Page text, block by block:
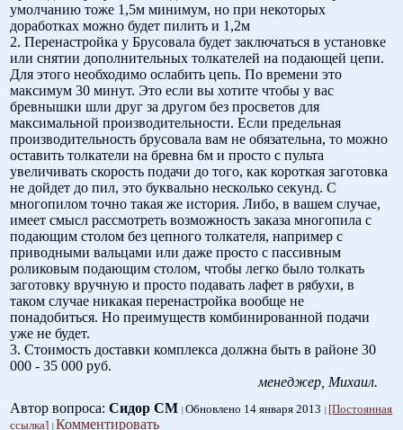
умолчанию тоже 1,5м минимум, но при некоторых
доработках можно будет пилить и 1,2м
2. Перенастройка у Брусовала будет заключаться в установке
или снятии дополнительных толкателей на подающей цепи.
Для этого необходимо ослабить цепь. По времени это
максимум 30 минут. Это если вы хотите чтобы у вас
бревнышки шли друг за другом без просветов для
максимальной производительности. Если предельная
производительность брусовала вам не обязательна, то можно
оставить толкатели на бревна 6м и просто с пульта
увеличивать скорость подачи до того, как короткая заготовка
не дойдет до пил, это буквально несколько секунд. С
многопилом точно такая же история. Либо, в вашем случае,
имеет смысл рассмотреть возможность заказа многопила с
подающим столом без цепного толкателя, например с
приводными вальцами или даже просто с пассивным
роликовым подающим столом, чтобы легко было толкать
заготовку вручную и просто подавать лафет в рябухи, в
таком случае никакая перенастройка вообще не
понадобиться. Но преимуществ комбинированной подачи
уже не будет.
3. Стоимость доставки комплекса должна быть в районе 30
000 - 35 000 руб.
менеджер, Михаил.
Автор вопроса:Сидор СМ Обновлено 14 января 2013
[Постоянная
ссылка] Комментировать